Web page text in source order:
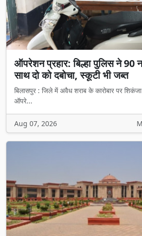
ऑपरेशन प्रहार: बिल्हा पुलिस ने
साथ दो को दबोचा, स्कूटी भी जब्त
बिलासपुर : जिले में अवैध शराब के कारोबार पर
ऑपरे...
Aug 07, 2026